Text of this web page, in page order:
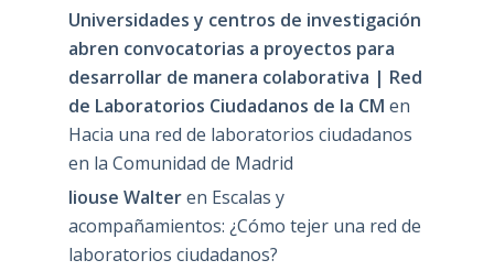
Universidades y centros de investigación
abren convocatorias a proyectos para
desarrollar de manera colaborativa | Red
de Laboratorios Ciudadanos de la CM en
Hacia una red de laboratorios ciudadanos
en la Comunidad de Madrid
liouse Walteren Escalas y
acompañamientos: ¿Cómo tejer una red de
laboratorios ciudadanos?